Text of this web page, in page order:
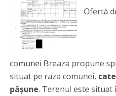
Ofertă
comunei Breaza propune
situat pe raza comunei,
pășune. Terenul este situat